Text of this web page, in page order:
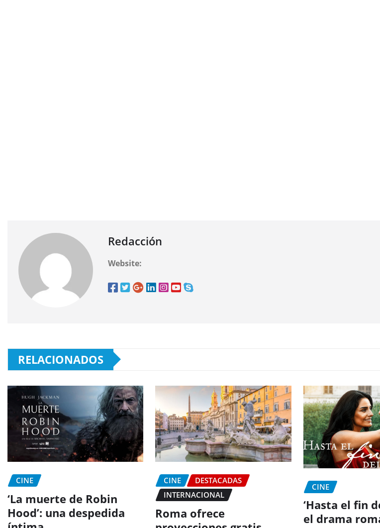
Redacción
Website:
RELACIONADOS
CINE
‘La muerte de Robin
Hood’: una despedida
CINE
DESTACADAS
INTERNACIONAL
Roma ofrece
CINE
‘Hasta el fin
el drama